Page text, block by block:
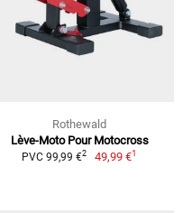
Rothewald
Lève-Moto Pour Motocross
PVC 99,99 €2 49,99 €1